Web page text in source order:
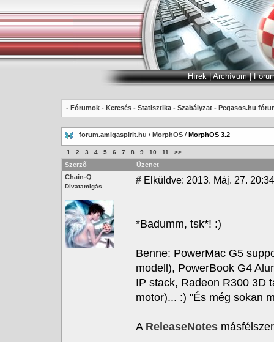
Hírek|Archívum|
- Fórumok - Keresés - Statisztika - Szabályzat - Pegasos.hu
forum.amigaspirit.hu / MorphOS / MorphOS 3.2
1 2 3 4 5 6 7 8 9 10 11 >>
Szerző
Üzenet
Chain-Q
Divatamigás
# Elküldve: 2013. Máj. 27.
*Badumm, tsk*! :)
Benne: PowerMac G5
modell), PowerBook G4
IP stack, Radeon R300 3D
motor)... :) "És még sokan
A ReleaseNotes